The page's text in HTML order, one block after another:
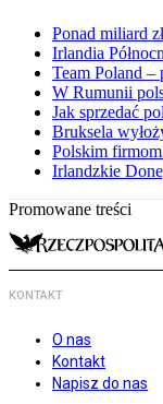
Ponad miliard
Irlandia
Team Poland –
W Rumunii
Jak sprzedać
Bruksela
Polskim
Irlandzkie
Promowane treści
KONTAKT
O nas
Kontakt
Napisz do nas